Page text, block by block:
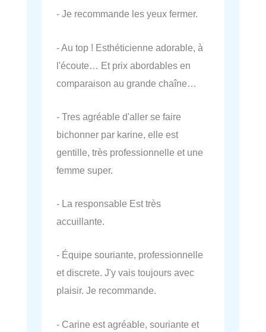
- Je recommande les yeux fermer.
- Au top ! Esthéticienne adorable, à
l'écoute… Et prix abordables en
comparaison au grande chaîne…
- Tres agréable d'aller se faire
bichonner par karine, elle est
gentille, très professionnelle et une
femme super.
- La responsable Est très
accuillante.
- Équipe souriante, professionnelle
et discrete. J'y vais toujours avec
plaisir. Je recommande.
- Carine est agréable, souriante et